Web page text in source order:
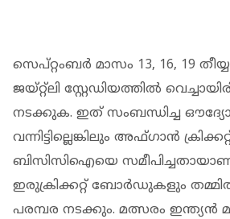
സെപ്റ്റംബർ മാസം 13, 16, 19
ജയ്റ്റ്‌ലി സ്റ്റേഡിയത്തിൽ
നടക്കുക. ഇത് സംബന്ധിച്ച
വന്നിട്ടില്ലെങ്കിലും അഫ്ഗാൻ
ബിസിസിഐയെ സമീപിച്ചതായാണ്
ഇരുക്രിക്കറ്റ് ബോർഡുകളും
പരമ്പര നടക്കും. മത്സരം ഇന്ത്യൻ